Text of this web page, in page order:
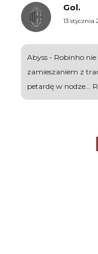
Gol.
13 stycznia
Abyss - Robinho nie
zamieszaniem z
petardę w nodze...